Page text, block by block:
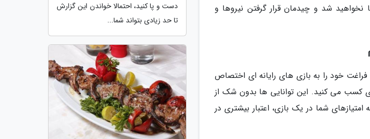
شد و چیدمان قرار گرفتن نیروها و
فراغت خود را به بازی های رایانه ای اختصاص
کسب می کنید. این توانایی ها بدون شک از
شما در یک بازی، اعتبار بیشتری در
دست و پا کنید، احتمالا خواندن این گزارش
تا حد زیادی بتواند شما...